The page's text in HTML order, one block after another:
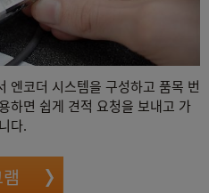
엔코더 시스템을 구성하고 품목 번
하면 쉽게 견적 요청을 보내고 가
다.